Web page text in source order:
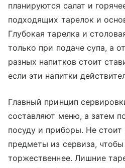
планируются салат и
подходящих тарелок и
Глубокая тарелка и
только при подаче супа, а
разных напитков стоит
если эти напитки
Главный принцип
составляют меню, а затем
посуду и приборы. Не стоит
предметы из сервиза,
торжественнее. Лишние